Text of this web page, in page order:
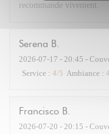
recommande vivement.
Serena B
2026-07-17 - 20:45 -
Service : 4/5 Ambiance : 4
Francisco B
2026-07-20 - 20:15 -